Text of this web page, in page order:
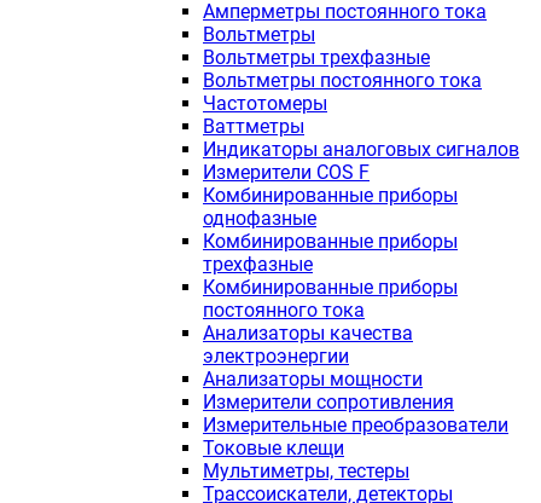
Амперметры постоянного тока
Вольтметры
Вольтметры трехфазные
Вольтметры постоянного тока
Частотомеры
Ваттметры
Индикаторы аналоговых сигналов
Измерители COS F
Комбинированные приборы
однофазные
Комбинированные приборы
трехфазные
Комбинированные приборы
постоянного тока
Анализаторы качества
электроэнергии
Анализаторы мощности
Измерители сопротивления
Измерительные преобразователи
Токовые клещи
Мультиметры, тестеры
Трассоискатели, детекторы